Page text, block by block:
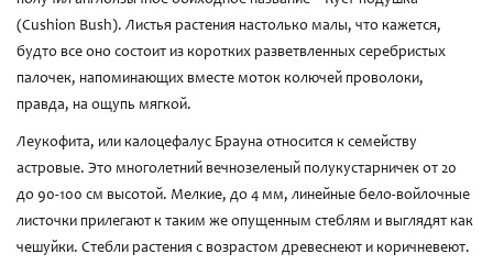
(Cushion Bush). Листья растения настолько малы, что кажется,
будто все оно состоит из коротких разветвленных серебристых
палочек, напоминающих вместе моток колючей проволоки,
правда, на ощупь мягкой.
Леукофита, или калоцефалус Брауна относится к семейству
астровые. Это многолетний вечнозеленый полукустарничек от 20
до 90-100 см высотой. Мелкие, до 4 мм, линейные бело-войлочные
листочки прилегают к таким же опущенным стеблям и выглядят как
чешуйки. Стебли растения с возрастом древеснеют и коричневеют.